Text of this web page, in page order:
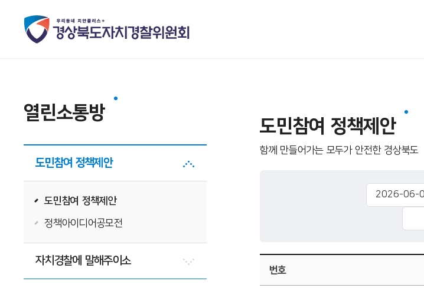
열린소통방
도민참여 정책제안
도민참여 정책제안
정책아이디어공모전
자치경찰에 말해주이소
도민참여 정책제안
함께 만들어가는 모두가 안전한 경상북도
번호